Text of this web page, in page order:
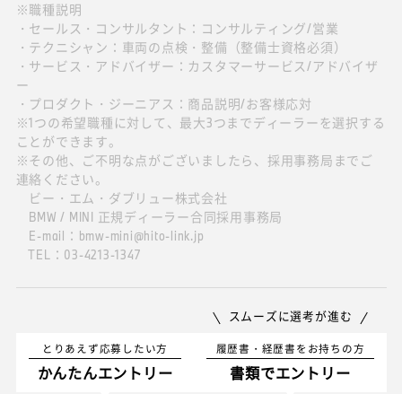
※職種説明
・セールス・コンサルタント：コンサルティング/営業
・テクニシャン：車両の点検・整備（整備士資格必須）
・サービス・アドバイザー：カスタマーサービス/アドバイザ
ー
・プロダクト・ジーニアス：商品説明/お客様応対
※1つの希望職種に対して、最大3つまでディーラーを選択する
ことができます。
※その他、ご不明な点がございましたら、採用事務局までご
連絡ください。
ビー・エム・ダブリュー株式会社
BMW / MINI 正規ディーラー合同採用事務局
E-mail：bmw-mini@hito-link.jp
TEL：03-4213-1347
とりあえず応募したい方
かんたんエントリー
スムーズに選考が進む
履歴書・経歴書をお持ちの方
書類でエントリー